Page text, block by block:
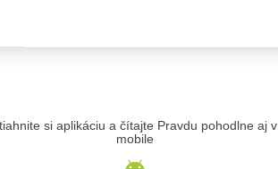
si aplikáciu a čítajte Pravdu pohodlne aj v
mobile